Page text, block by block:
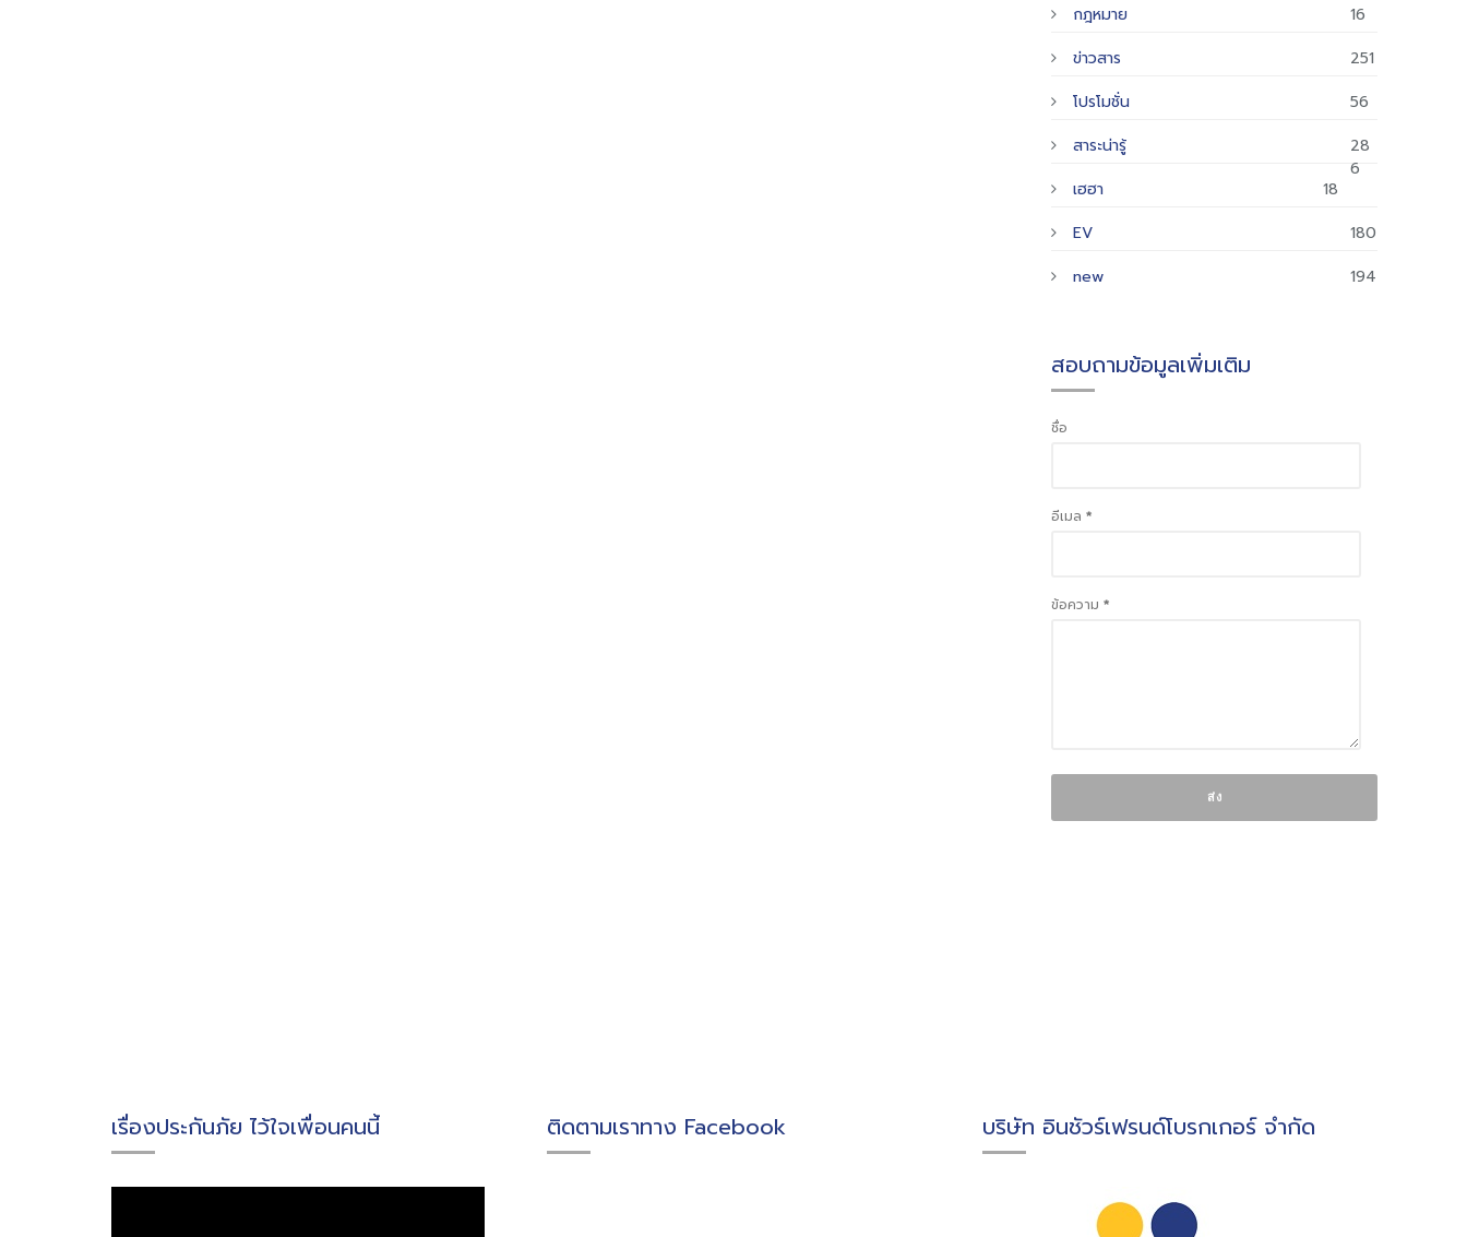
กฎหมาย
16
ข่าวสาร
251
โปรโมชั่น
56
สาระน่ารู้
28
6
เฮฮา
18
EV
180
new
194
สอบถามข้อมูลเพิ่มเติม
ชื่อ
อีเมล*
ข้อความ*
เรื่องประกันภัย ไว้ใจเพื่อนคนนี้ ติดตามเราทาง Facebook บริษัท อินชัวร์เฟรนด์โบรกเกอร์ จำกัด